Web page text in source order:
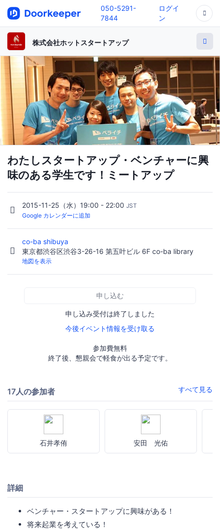
050-5291-
7844
ログイ
ン
株式会社ホットスタートアップ
わたしスタートアップ・ベンチャーに興
味のある学⽣です！ミートアップ
2015-11-25（水）19:00 - 22:00 JST
Google カレンダーに追加
co-ba shibuya
東京都渋谷区渋谷3-26-16 第五叶ビル 6F co-ba library
地図を表示
申し込む
申し込み受付は終了しました
今後イベント情報を受け取る
参加費無料
終了後、懇親会で軽食が出る予定です。
17人の参加者 すべて見る
石井孝侑 安田 光佑
詳細
ベンチャー・スタートアップに興味がある！
将来起業を考えている！